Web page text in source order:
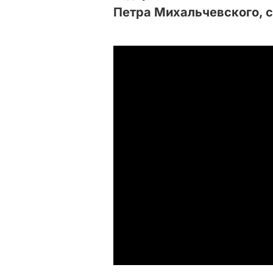
Петра Михальчевского,